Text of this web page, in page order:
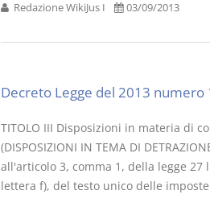
Redazione WikiJus I 03/09/2013
Decreto Legge del 2013 numero
TITOLO III Disposizioni in materia di
(DISPOSIZIONI IN TEMA DI
all'articolo 3, comma 1, della legge 27
lettera f), del testo unico delle